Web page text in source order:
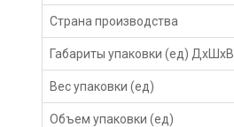
Страна производства
Габариты упаковки (ед) ДхШхВ
Вес упаковки (ед)
Объем упаковки (ед)